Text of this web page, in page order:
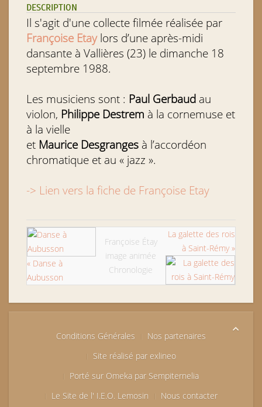
DESCRIPTION
Il s'agit d'une collecte filmée réalisée par
Françoise Etaylors d’une après-midi
dansante à Vallières (23) le dimanche 18
septembre 1988.
Les musiciens sont : Paul Gerbaud au
violon, Philippe Destrem à la cornemuse et
à la vielle
et Maurice Desgranges à l’accordéon
chromatique et au « jazz ».
-> Lien vers la fiche de Françoise Etay
« Danse à
Aubusson
Françoise Étay
image animée
Chronologie
La galette des rois
à Saint-Rémy »
Conditions Générales
Nos partenaires
Site réalisé par exlineo
Porté sur Omeka par Sempiternelia
Le Site de l' I.E.O. Lemosin
Nous contacter